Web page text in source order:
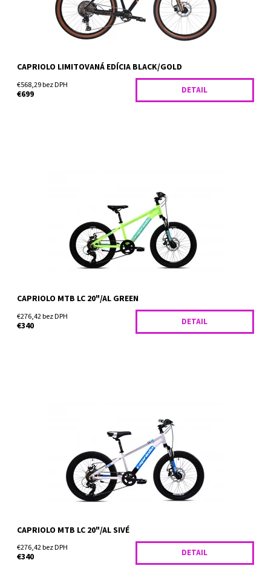
CAPRIOLO LIMITOVANÁ EDÍCIA BLACK/GOLD
€568,29 bez DPH
€699 DETAIL
kedy hravo prekoná každú prekážku na vašu...
CAPRIOLO MTB LC 20"/AL GREEN
€276,42 bez DPH
€340 DETAIL
vhodný pre výrazne náročnejší terén a neudržiavané cyklotrasy,
kedy hravo prekoná každú prekážku na vašu...
CAPRIOLO MTB LC 20"/AL SIVÉ
€276,42 bez DPH
€340 DETAIL